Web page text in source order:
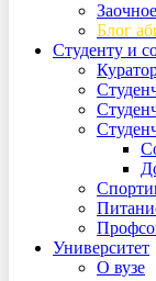
Блог
Студенту и
Университет
О вузе